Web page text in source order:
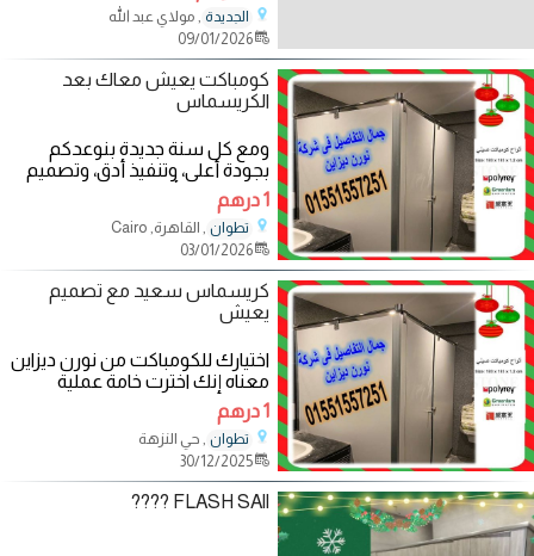
الجديدة , مولاي عبد الله
09/01/2026
كومباكت يعيش معاك بعد
الكريسماس
ومع كل سنة جديدة بنوعدكم
بجودة أعلى، وتنفيذ أدق، وتصميم
يكمّل جمال أي مساحة. كل عام
وأنتم بخير
1 درهم
تطوان , القاهرة, Cairo
03/01/2026
كريسماس سعيد مع تصميم
يعيش
اختيارك للكومباكت من نورن ديزاين
معناه إنك اخترت خامة عملية
مقاومة وتصميم يفضل محافظ
على شكله
1 درهم
تطوان , حي النزهة
30/12/2025
FLASH SAll ????